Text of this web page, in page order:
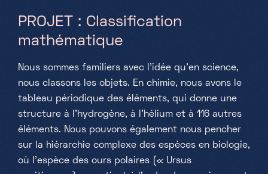
+352 28 83 99 1
Go !
1, rue John Ernest Dolibois
4573 Differdange
Luxembourg
PROJET : Classification
mathématique
Nous sommes familiers avec l'idée qu'en science,
nous classons les objets. En chimie, nous avons le
tableau périodique des éléments, qui donne une
structure à l'hydrogène, à l'hélium et à 116 autres
éléments. Nous pouvons également nous pencher
sur la hiérarchie complexe des espèces en biologie,
où l'espèce des ours polaires (« Ursus